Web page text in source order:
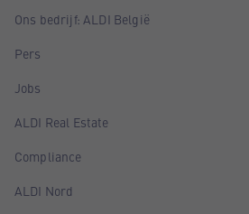
Ons bedrijf: ALDI België
Pers
Jobs
ALDI Real Estate
Compliance
ALDI Nord